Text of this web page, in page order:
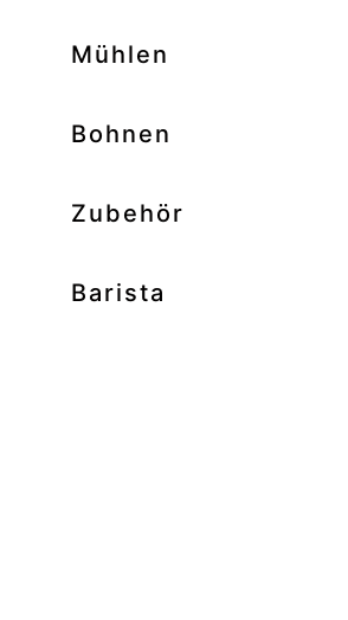
Mühlen
–
Bohnen
–
Zubehör
Barista